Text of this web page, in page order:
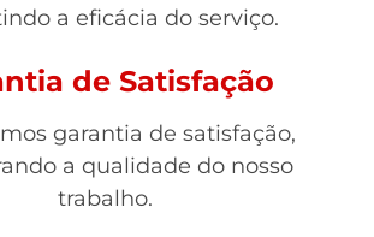
a eficácia do serviço.
de Satisfação
garantia de satisfação,
a qualidade do nosso
trabalho.